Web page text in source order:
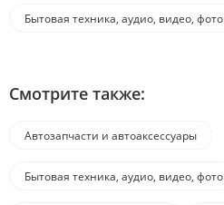
Бытовая техника, аудио, видео, фото
Смотрите также:
Автозапчасти и автоаксессуары
Бытовая техника, аудио, видео, фото